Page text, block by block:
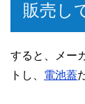
販売し
すると、メー
トし、 電池蓋